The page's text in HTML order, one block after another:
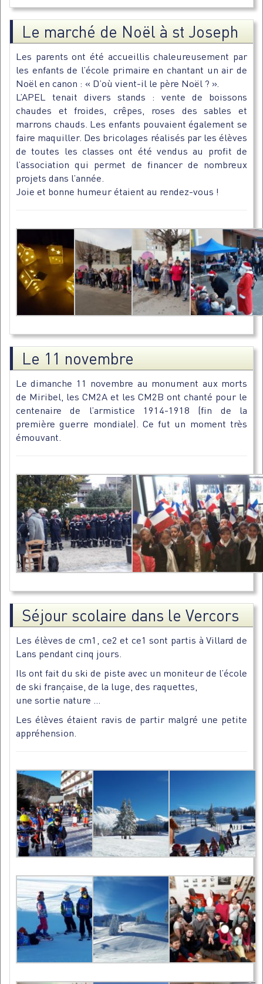
Le marché de Noël à st Joseph
Les parents ont été accueillis chaleureusement par
les enfants de l’école primaire en chantant un air de
Noël en canon : « D’où vient-il le père Noël ? ».
L’APEL tenait divers stands : vente de boissons
chaudes et froides, crêpes, roses des sables et
marrons chauds. Les enfants pouvaient également se
faire maquiller. Des bricolages réalisés par les élèves
de toutes les classes ont été vendus au profit de
l’association qui permet de financer de nombreux
projets dans l’année.
Joie et bonne humeur étaient au rendez-vous !
Le 11 novembre
Le dimanche 11 novembre au monument aux morts
de Miribel, les CM2A et les CM2B ont chanté pour le
centenaire de l’armistice 1914-1918 (fin de la
première guerre mondiale). Ce fut un moment très
émouvant.
Séjour scolaire dans le Vercors
Les élèves de cm1, ce2 et ce1 sont partis à Villard de
Lans pendant cinq jours.
Ils ont fait du ski de piste avec un moniteur de l’école
de ski française, de la luge, des raquettes,
une sortie nature …
Les élèves étaient ravis de partir malgré une petite
appréhension.